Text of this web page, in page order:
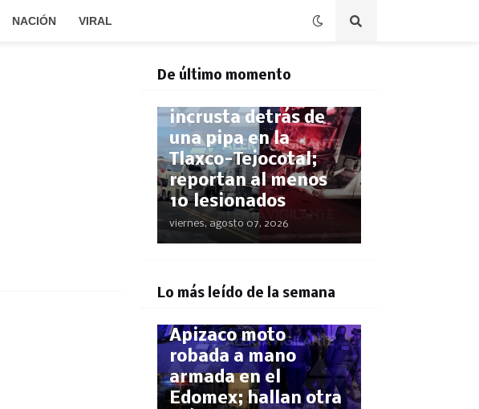
NACIÓN VIRAL
De último momento
POLICÍACA
incrusta detrás de
una pipa en la
Tlaxco-Tejocotal;
reportan al menos
10 lesionados
viernes, agosto 07, 2026
Lo más leído de la semana
¡El GPS los delató!
Apizaco moto
robada a mano
armada en el
Edomex; hallan otra